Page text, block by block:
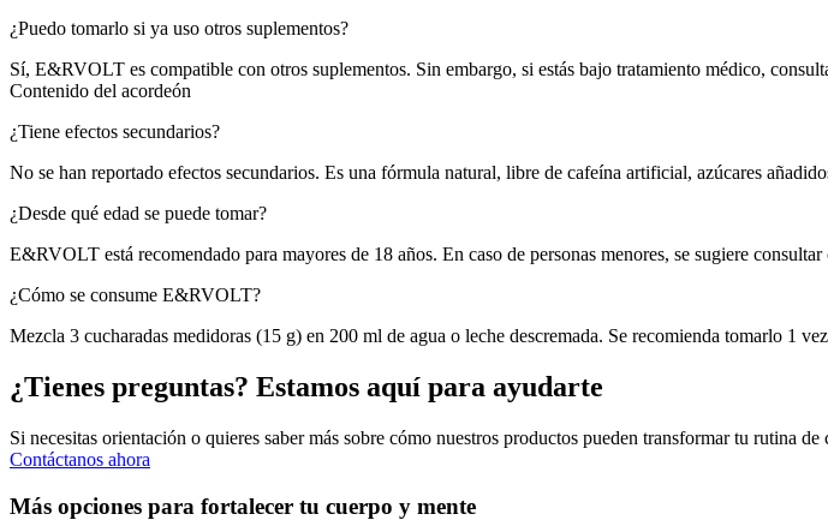
¿Puedo tomarlo si ya uso otros suplementos?
Sí, E&RVOLT es compatible con otros suplementos. Sin embargo, si estás bajo tratamiento médico,
Contenido del acordeón
¿Tiene efectos secundarios?
No se han reportado efectos secundarios. Es una fórmula natural, libre de cafeína artificial, azúcares
¿Desde qué edad se puede tomar?
E&RVOLT está recomendado para mayores de 18 años. En caso de personas menores, se sugiere
¿Cómo se consume E&RVOLT?
Mezcla 3 cucharadas medidoras (15 g) en 200 ml de agua o leche descremada. Se recomienda tomarlo 1
¿Tienes preguntas? Estamos aquí para ayudarte
Si necesitas orientación o quieres saber más sobre cómo nuestros productos pueden transformar tu rutina
Contáctanos ahora
Más opciones para fortalecer tu cuerpo y mente